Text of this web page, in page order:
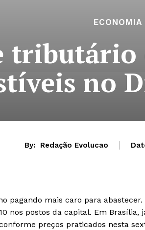
ECONOMIA
tributário
no
By: Redação Evolucao
pagando mais caro para
nos postos da capital. Em Brasília,
preços praticados nesta